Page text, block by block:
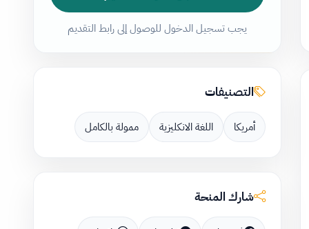
يجب تسجيل الدخول للوصول إلى رابط التقديم
التصنيفات
أمريكا اللغة الانكليزية ممولة بالكامل
شارك المنحة